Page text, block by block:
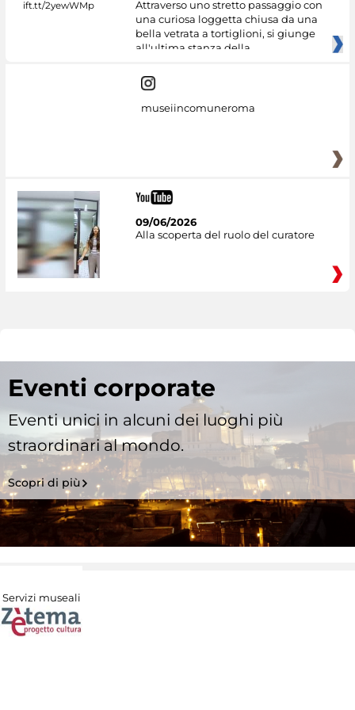
Attraverso uno stretto passaggio con
una curiosa loggetta chiusa da una
bella vetrata a tortiglioni, si giunge
all'ultima stanza della
museiincomuneroma
09/06/2026
Alla scoperta del ruolo del curatore
Eventi corporate
Eventi unici in alcuni dei luoghi più
straordinari al mondo.
Scopri di più
Servizi museali